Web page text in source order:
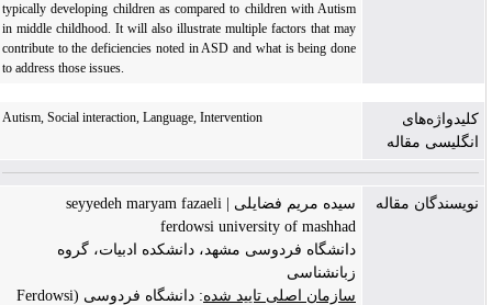
typically developing children as compared to children with Autism
in middle childhood. It will also illustrate multiple factors that may
contribute to the deficiencies noted in ASD and what is being done
to address those issues.
کلیدواژه‌های
انگلیسی مقاله
Autism, Social interaction, Language, Intervention
نویسندگان مقاله
سیده مریم فضایلی | seyyedeh maryam fazaeli
ferdowsi university of mashhad
دانشگاه فردوسی مشهد، دانشکده ادبیات، گروه
زبانشناسی
سازمان اصلی تایید شده
: دانشگاه فردوسی (Ferdowsi